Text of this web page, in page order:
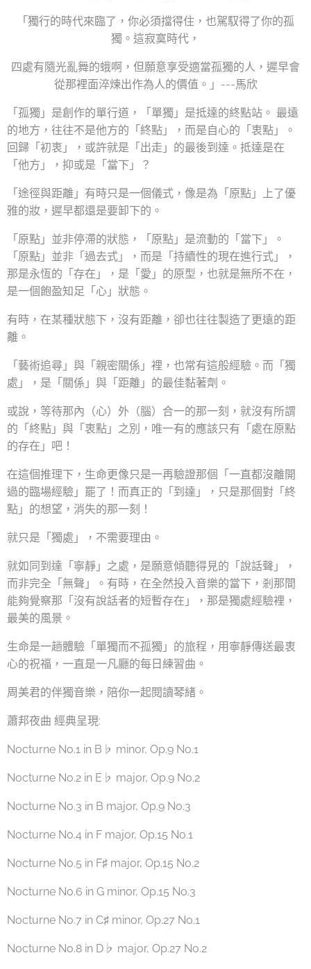
「獨行的時代來臨了，你必須擋得住，也駕馭得了你的孤
獨。這寂寞時代，
四處有隨光亂舞的蛾啊，但願意享受適當孤獨的人，遲早會
從那裡面淬煉出作為人的價值。」---馬欣
「孤獨」是創作的單行道，「單獨」是抵達的終點站。 最遠
的地方，往往不是他方的「終點」，而是自心的「衷點」。
回歸「初衷」，或許就是「出走」的最後到達。抵達是在
「他方」，抑或是「當下」？
「途徑與距離」有時只是一個儀式，像是為「原點」上了優
雅的妝，遲早都還是要卸下的。
「原點」並非停滯的狀態，「原點」是流動的「當下」。
「原點」並非「過去式」，而是「持續性的現在進行式」，
那是永恆的「存在」，是「愛」的原型，也就是無所不在，
是一個飽盈知足「心」狀態。
有時，在某種狀態下，沒有距離，卻也往往製造了更遠的距
離。
「藝術追尋」與「親密關係」裡，也常有這般經驗。而「獨
處」，是「關係」與「距離」的最佳黏著劑。
或說，等待那內（心）外（腦）合一的那一刻，就沒有所謂
的「終點」與「衷點」之別，唯一有的應該只有「處在原點
的存在」吧！
在這個推理下，生命更像只是一再驗證那個「一直都沒離開
過的臨場經驗」罷了！而真正的「到達」，只是那個對「終
點」的想望，消失的那一刻！
就只是「獨處」，不需要理由。
就如同到達「寧靜」之處，是願意傾聽得見的「說話聲」，
而非完全「無聲」。有時，在全然投入音樂的當下，剎那間
能夠覺察那「沒有說話者的短暫存在」，那是獨處經驗裡，
最美的風景。
生命是一趟體驗「單獨而不孤獨」的旅程，用寧靜傳送最衷
心的祝福，一直是一凡廳的每日練習曲。
周美君的伴獨音樂，陪你一起閱讀琴緒。
蕭邦夜曲 經典呈現:
Nocturne No.1 in B♭ minor, Op.9 No.1
Nocturne No.2 in E♭ major, Op.9 No.2
Nocturne No.3 in B major, Op.9 No.3
Nocturne No.4 in F major, Op.15 No.1
Nocturne No.5 in F♯ major, Op.15 No.2
Nocturne No.6 in G minor, Op.15 No.3
Nocturne No.7 in C♯ minor, Op.27 No.1
Nocturne No.8 in D♭ major, Op.27 No.2